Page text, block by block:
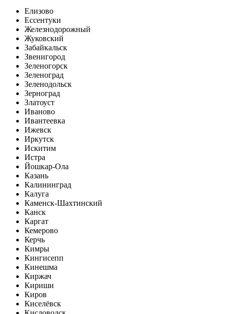
Елизово
Ессентуки
Железнодорожный
Жуковский
Забайкальск
Звенигород
Зеленогорск
Зеленоград
Зеленодольск
Зерноград
Златоуст
Иваново
Ивантеевка
Ижевск
Иркутск
Искитим
Истра
Йошкар-Ола
Казань
Калининград
Калуга
Каменск-Шахтинский
Канск
Каргат
Кемерово
Керчь
Кимры
Кингисепп
Кинешма
Киржач
Кириши
Киров
Киселёвск